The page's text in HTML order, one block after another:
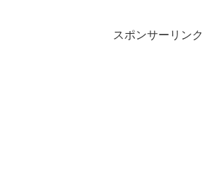
スポンサーリンク